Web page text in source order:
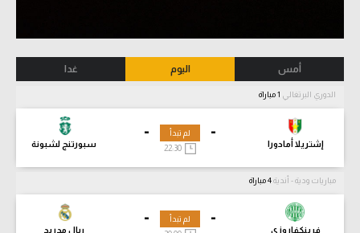
أمس اليوم غدا
الدوري البرتغالي
-
إشتريلا أمادورا
-
سبورتنج لشبونة
لم تبدأ
مباريات ودية - أندية
-
فرينكفاروزي
-
ريال مدريد
لم تبدأ